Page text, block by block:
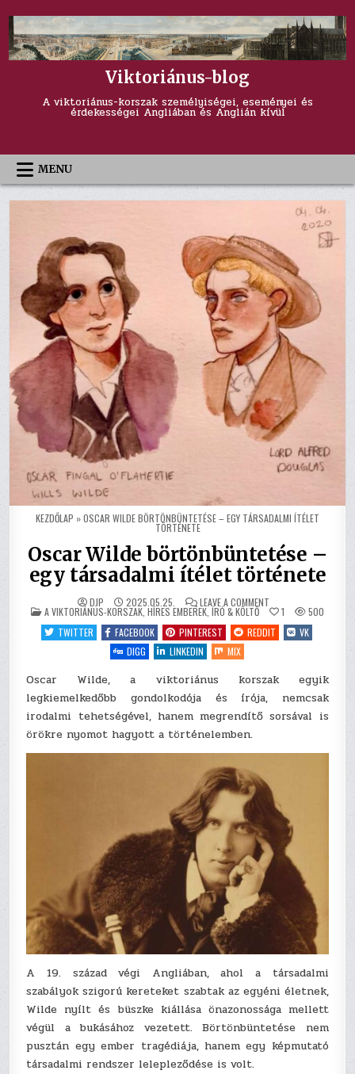
content
Viktoriánus-blog
A viktoriánus-korszak személyiségei, eseményei és
érdekességei Angliában és Anglián kívül
MENU
KEZDŐLAP »OSCAR WILDE BÖRTÖNBÜNTETÉSE – EGY TÁRSADALMI ÍTÉLET
TÖRTÉNETE
Oscar Wilde börtönbüntetése –
egy társadalmi ítélet története
DJP 2025.05.25. LEAVE A COMMENT
OSCAR
WILDE
BÖRTÖNBÜNTETÉSE
–
TÖRTÉNETE
POSTED
IN
A VIKTORIÁNUS-KORSZAK HÍRES EMBEREK ÍRÓ & KÖLTŐ 1
500
TWITTER
FACEBOOK PINTEREST REDDIT
VK
DIGG
LINKEDIN MIX
Oscar Wilde, a viktoriánus korszak egyik
legkiemelkedőbb gondolkodója és írója, nemcsak
irodalmi tehetségével, hanem megrendítő sorsával is
örökre nyomot hagyott a történelemben.
A 19. század végi Angliában, ahol a társadalmi
szabályok szigorú kereteket szabtak az egyéni életnek,
Wilde nyílt és büszke kiállása önazonossága mellett
végül a bukásához vezetett. Börtönbüntetése nem
pusztán egy ember tragédiája, hanem egy képmutató
társadalmi rendszer lelepleződése is volt.